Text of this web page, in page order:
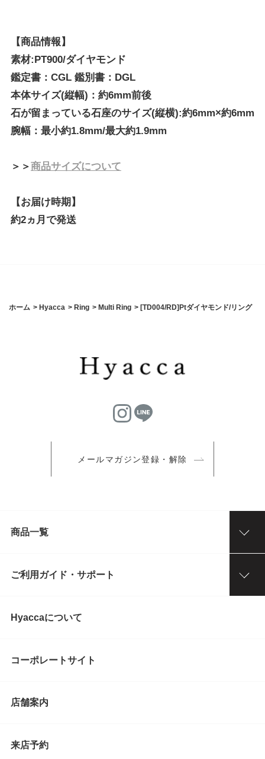
【商品情報】
素材:PT900/ダイヤモンド
鑑定書：CGL 鑑別書：DGL
本体サイズ(縦幅)：約6mm前後
石が留まっている石座のサイズ(縦横):約6mm×約6mm
腕幅：最小約1.8mm/最大約1.9mm
＞＞商品サイズについて
【お届け時期】
約2ヵ月で発送
ホーム > Hyacca > Ring > Multi Ring > [TD004/RD]Ptダイヤモンド/リング
メールマガジン登録・解除
商品一覧
ご利用ガイド・サポート
Hyaccaについて
コーポレートサイト
店舗案内
来店予約